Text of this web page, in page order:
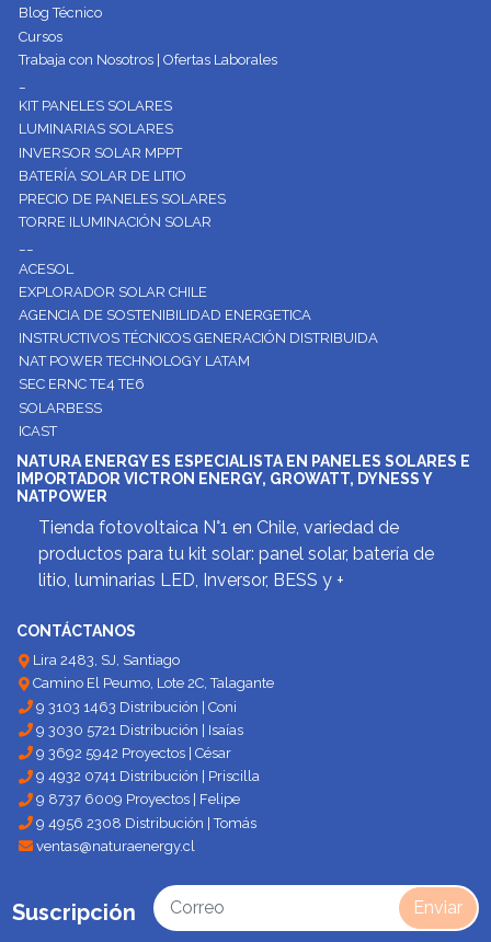
Blog Técnico
Cursos
Trabaja con Nosotros | Ofertas Laborales
KIT PANELES SOLARES
LUMINARIAS SOLARES
INVERSOR SOLAR MPPT
BATERÍA SOLAR DE LITIO
PRECIO DE PANELES SOLARES
TORRE ILUMINACIÓN SOLAR
ACESOL
EXPLORADOR SOLAR CHILE
AGENCIA DE SOSTENIBILIDAD ENERGETICA
INSTRUCTIVOS TÉCNICOS GENERACIÓN DISTRIBUIDA
NAT POWER TECHNOLOGY LATAM
SEC ERNC TE4 TE6
SOLARBESS
ICAST
NATURA ENERGY ES ESPECIALISTA EN PANELES SOLARES E
IMPORTADOR VICTRON ENERGY, GROWATT, DYNESS Y
NATPOWER
Tienda fotovoltaica N°1 en Chile, variedad de
productos para tu kit solar: panel solar, batería de
litio, luminarias LED, Inversor, BESS y +
CONTÁCTANOS
Lira 2483, SJ, Santiago
Camino El Peumo, Lote 2C, Talagante
9 3103 1463 Distribución | Coni
9 3030 5721 Distribución | Isaías
9 3692 5942 Proyectos | César
9 4932 0741 Distribución | Priscilla
9 8737 6009 Proyectos | Felipe
9 4956 2308 Distribución | Tomás
ventas@naturaenergy.cl
Suscripción Enviar